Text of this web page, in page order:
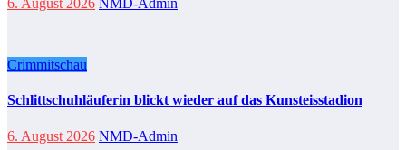
6. August 2026 NMD-Admin
Crimmitschau
Schlittschuhläuferin blickt wieder auf das Kunsteisstadion
6. August 2026 NMD-Admin